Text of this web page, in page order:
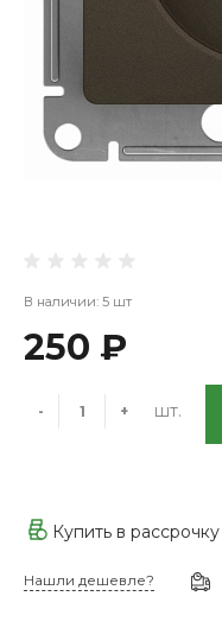
В наличии: 5 шт
250 ₽
- + шт.
Купить в рассрочку
Нашли дешевле?